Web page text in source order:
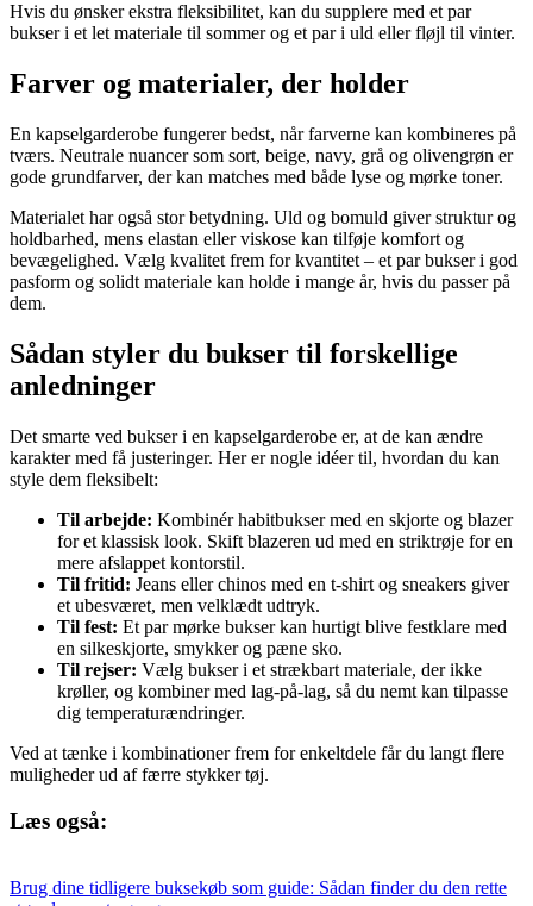
Hvis du ønsker ekstra fleksibilitet, kan du supplere med et par
bukser i et let materiale til sommer og et par i uld eller fløjl til vinter.
Farver og materialer, der holder
En kapselgarderobe fungerer bedst, når farverne kan kombineres på
tværs. Neutrale nuancer som sort, beige, navy, grå og olivengrøn er
gode grundfarver, der kan matches med både lyse og mørke toner.
Materialet har også stor betydning. Uld og bomuld giver struktur og
holdbarhed, mens elastan eller viskose kan tilføje komfort og
bevægelighed. Vælg kvalitet frem for kvantitet – et par bukser i god
pasform og solidt materiale kan holde i mange år, hvis du passer på
dem.
Sådan styler du bukser til forskellige
anledninger
Det smarte ved bukser i en kapselgarderobe er, at de kan ændre
karakter med få justeringer. Her er nogle idéer til, hvordan du kan
style dem fleksibelt:
Til arbejde: Kombinér habitbukser med en skjorte og blazer
for et klassisk look. Skift blazeren ud med en striktrøje for en
mere afslappet kontorstil.
Til fritid: Jeans eller chinos med en t-shirt og sneakers giver
et ubesværet, men velklædt udtryk.
Til fest: Et par mørke bukser kan hurtigt blive festklare med
en silkeskjorte, smykker og pæne sko.
Til rejser: Vælg bukser i et strækbart materiale, der ikke
krøller, og kombiner med lag-på-lag, så du nemt kan tilpasse
dig temperaturændringer.
Ved at tænke i kombinationer frem for enkeltdele får du langt flere
muligheder ud af færre stykker tøj.
Læs også:
Brug dine tidligere buksekøb som guide: Sådan finder du den rette